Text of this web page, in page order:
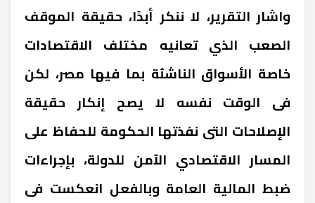
واشار التقرير، لا ننكر أبدًا، حقيقة الموقف
الصعب الذي تعانيه مختلف الاقتصادات
خاصة الأسواق الناشئة بما فيها مصر، لكن
فى الوقت نفسه لا يصح إنكار حقيقة
الإصلاحات التى نفذتها الحكومة للحفاظ على
المسار الاقتصادي الآمن للدولة، بإجراءات
ضبط المالية العامة وبالفعل انعكست فى